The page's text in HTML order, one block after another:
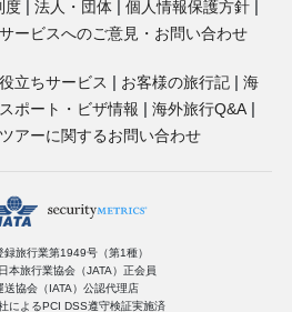
度 法人・団体
個人情報保護方針
ービスへのご意見・お問い合わせ
立ちサービス お客様の旅行記
海
ポート・ビザ情報
海外旅行Q&A
ツアーに関するお問い合わせ
録旅行業第1949号（第1種）
本旅行業協会（JATA）正会員
送協会（IATA）公認代理店
によるPCI DSS遵守検証実施済